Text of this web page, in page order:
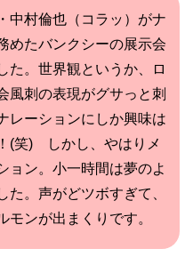
中村倫也（コラッ）がナ
めたバンクシーの展示会
た。世界観というか、ロ
風刺の表現がグサっと刺
レーションにしか興味は
(笑) しかし、やはりメ
ョン。小一時間は夢のよ
た。声がどツボすぎて、
モンが出まくりです。